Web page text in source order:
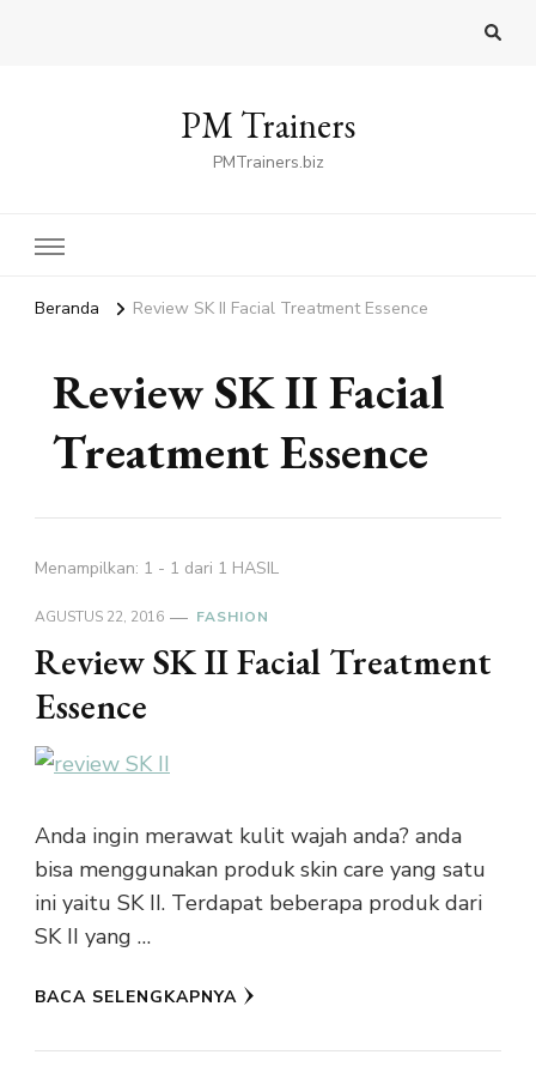
PM Trainers
PMTrainers.biz
Beranda Review SK II Facial Treatment Essence
Review SK II Facial
Treatment Essence
Menampilkan: 1 - 1 dari 1 HASIL
AGUSTUS 22, 2016 FASHION
Review SK II Facial Treatment
Essence
Anda ingin merawat kulit wajah anda? anda
bisa menggunakan produk skin care yang satu
ini yaitu SK II. Terdapat beberapa produk dari
SK II yang …
BACA SELENGKAPNYA